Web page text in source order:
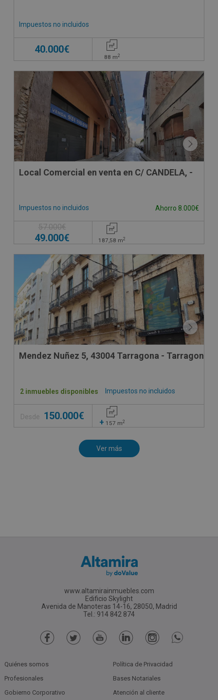
Impuestos no incluidos
40.000€
88 m2
Local Comercial en venta en C/ CANDELA, -
Impuestos no incluidos Ahorro 8.000€
57.000€
49.000€ 187,58 m2
Mendez Nuñez 5, 43004 Tarragona - Tarragona
Impuestos no incluidos
2 inmuebles disponibles
Desde 150.000€
+ 157 m2
www.altamirainmuebles.com
Edificio Skylight
Avenida de Manoteras 14-16, 28050, Madrid
Tel.: 914 842 874
Quiénes somos
Profesionales
Gobierno Corporativo
Política de Privacidad
Bases Notariales
Atención al cliente